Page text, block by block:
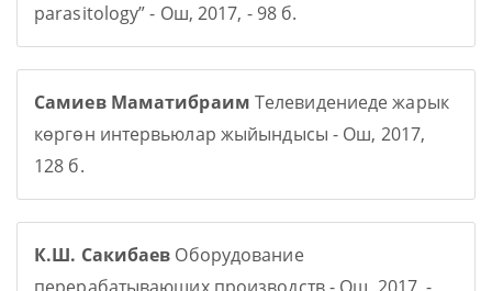
parasitology” - Ош, 2017, - 98 б.
Самиев Маматибраим Телевидениеде жарык
көргөн интервьюлар жыйындысы - Ош, 2017,
128 б.
К.Ш. Сакибаев Оборудование